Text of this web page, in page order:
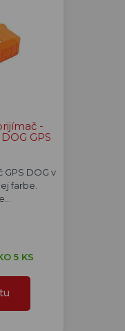
-
GPS
DOG v
farbe.
5 KS